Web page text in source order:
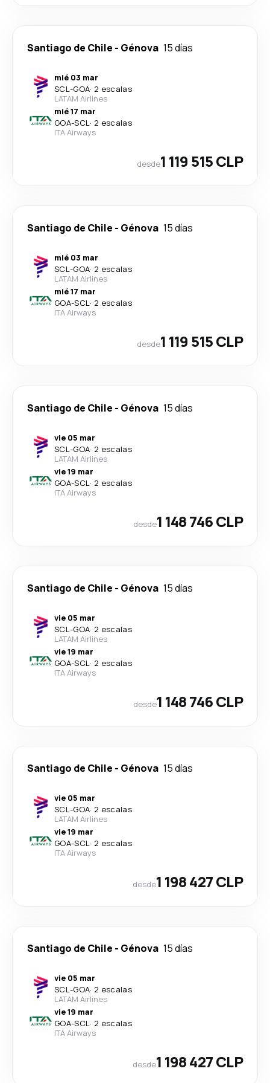
Santiago de Chile - Génova 15 días
mié 03 mar
SCL-GOA· 2 escalas
LATAM Airlines
mié 17 mar
GOA-SCL· 2 escalas
ITA Airways
desde1 119 515 CLP
Santiago de Chile - Génova 15 días
mié 03 mar
SCL-GOA· 2 escalas
LATAM Airlines
mié 17 mar
GOA-SCL· 2 escalas
ITA Airways
desde1 119 515 CLP
Santiago de Chile - Génova 15 días
vie 05 mar
SCL-GOA· 2 escalas
LATAM Airlines
vie 19 mar
GOA-SCL· 2 escalas
ITA Airways
desde1 148 746 CLP
Santiago de Chile - Génova 15 días
vie 05 mar
SCL-GOA· 2 escalas
LATAM Airlines
vie 19 mar
GOA-SCL· 2 escalas
ITA Airways
desde1 148 746 CLP
Santiago de Chile - Génova 15 días
vie 05 mar
SCL-GOA· 2 escalas
LATAM Airlines
vie 19 mar
GOA-SCL· 2 escalas
ITA Airways
desde1 198 427 CLP
Santiago de Chile - Génova 15 días
vie 05 mar
SCL-GOA· 2 escalas
LATAM Airlines
vie 19 mar
GOA-SCL· 2 escalas
ITA Airways
desde1 198 427 CLP